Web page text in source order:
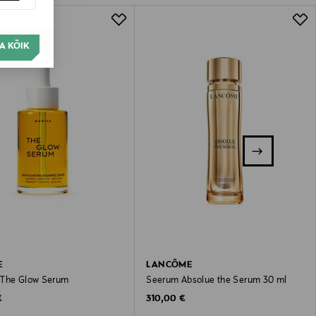
KÕIK
Glow Serum
LANCÔME
Seerum Absolue the Serum 30 ml
Original Price
310,00 €